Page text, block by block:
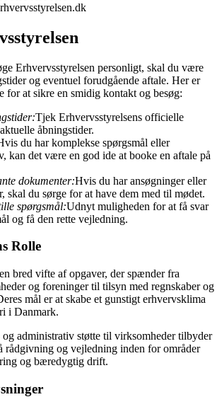
Erhvervsstyrelsen personligt, skal du være
og eventuel forudgående aftale. Her er
for at sikre en smidig kontakt og besøg:
Tjek Erhvervsstyrelsens officielle
åbningstider.
du har komplekse spørgsmål eller
kan det være en god ide at booke en aftale på
dokumenter:Hvis du har ansøgninger eller
skal du sørge for at have dem med til mødet.
spørgsmål:Udnyt muligheden for at få svar
og få den rette vejledning.
Rolle
bred vifte af opgaver, der spænder fra
og foreninger til tilsyn med regnskaber og
mål er at skabe et gunstigt erhvervsklima
i Danmark.
administrativ støtte til virksomheder tilbyder
rådgivning og vejledning inden for områder
og bæredygtig drift.